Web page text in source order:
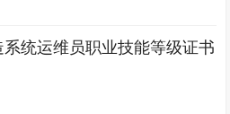
系统运维员职业技能等级证书